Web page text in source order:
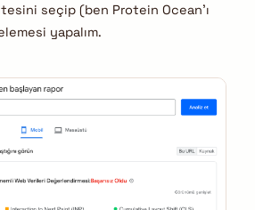
seçip (ben Protein Ocean’ı
yapalım.